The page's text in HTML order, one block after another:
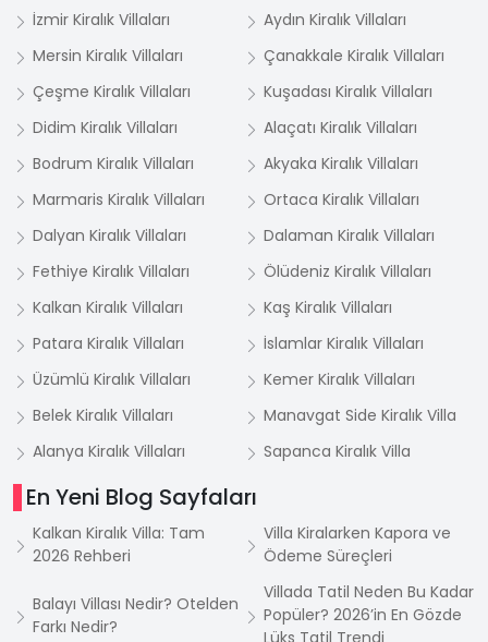
İzmir Kiralık Villaları
Aydın Kiralık Villaları
Mersin Kiralık Villaları
Çanakkale Kiralık Villaları
Çeşme Kiralık Villaları
Kuşadası Kiralık Villaları
Didim Kiralık Villaları
Alaçatı Kiralık Villaları
Bodrum Kiralık Villaları
Akyaka Kiralık Villaları
Marmaris Kiralık Villaları
Ortaca Kiralık Villaları
Dalyan Kiralık Villaları
Dalaman Kiralık Villaları
Fethiye Kiralık Villaları
Ölüdeniz Kiralık Villaları
Kalkan Kiralık Villaları
Kaş Kiralık Villaları
Patara Kiralık Villaları
İslamlar Kiralık Villaları
Üzümlü Kiralık Villaları
Kemer Kiralık Villaları
Belek Kiralık Villaları
Manavgat Side Kiralık Villa
Alanya Kiralık Villaları
Sapanca Kiralık Villa
En Yeni Blog Sayfaları
Kalkan Kiralık Villa: Tam
2026 Rehberi
Villa Kiralarken Kapora ve
Ödeme Süreçleri
Balayı Villası Nedir? Otelden
Farkı Nedir?
Villada Tatil Neden Bu Kadar
Popüler? 2026’in En Gözde